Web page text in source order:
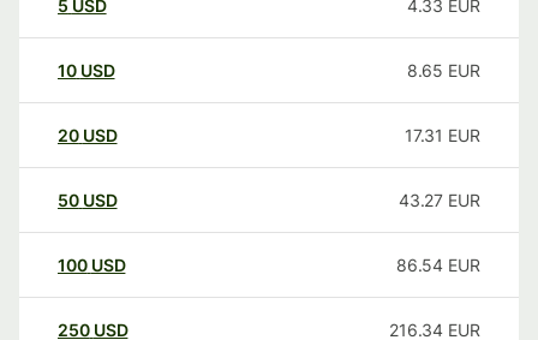
5 USD 4.33 EUR
10 USD 8.65 EUR
20 USD 17.31 EUR
50 USD 43.27 EUR
100 USD 86.54 EUR
250 USD 216.34 EUR